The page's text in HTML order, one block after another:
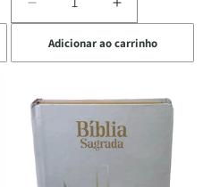
Diminuir
a
quantidade
de
a
Bíblia
Livro
por
Livro
Aumentar
a
quantidade
de
a
Bíblia
Livro
Adicionar ao carrinho